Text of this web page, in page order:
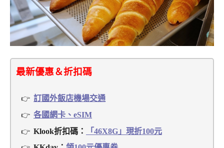
最新優惠＆折扣碼
訂國外飯店機場交通
各國網卡、eSIM
Klook折扣碼：
「46X8G」現折100元